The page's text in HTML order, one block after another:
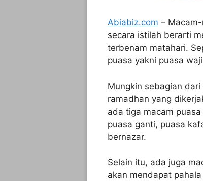
Abiabiz.com –
secara istilah berarti
terbenam matahari.
puasa yakni puasa
Mungkin sebagian
ramadhan yang
ada tiga macam
puasa ganti, puasa
bernazar.
Selain itu, ada juga
akan mendapat